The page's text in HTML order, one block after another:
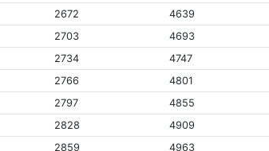
2672 4639
2703 4693
2734 4747
2766 4801
2797 4855
2828 4909
2859 4963